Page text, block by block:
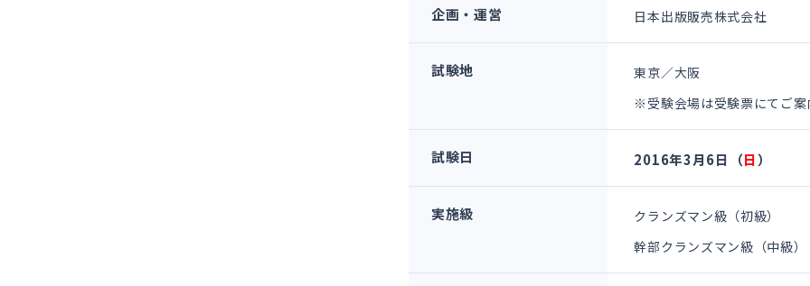
企画・運営 日本出版販売株式会社
試験地
東京／大阪
※受験会場は受験票にてご案
試験日 2016年3月6日（日）
実施級
クランズマン級（初級）
幹部クランズマン級（中級）